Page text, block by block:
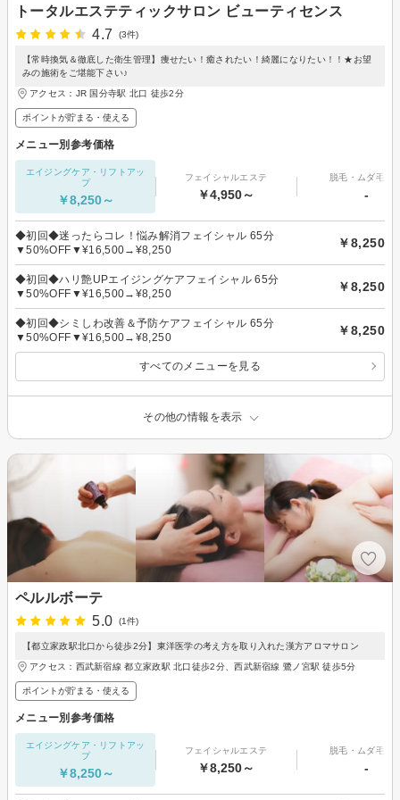
トータルエステティックサロン ビューティセンス
4.7
(3件)
【常時換気＆徹底した衛生管理】痩せたい！癒されたい！綺麗になりたい！！★お望
みの施術をご堪能下さい♪
アクセス：JR 国分寺駅 北口 徒歩2分
ポイントが貯まる・使える
メニュー別参考価格
エイジングケア・リフトアッ
プ
￥8,250～
フェイシャルエステ
￥4,950～
脱毛・ムダ毛処
-
◆初回◆迷ったらコレ！悩み解消フェイシャル 65分
▼50%OFF▼¥16,500→¥8,250
￥8,250
◆初回◆ハリ艶UPエイジングケアフェイシャル 65分
▼50%OFF▼¥16,500→¥8,250
￥8,250
◆初回◆シミしわ改善＆予防ケアフェイシャル 65分
▼50%OFF▼¥16,500→¥8,250
￥8,250
すべてのメニューを見る
その他の情報を表示
ペルルボーテ
5.0
(1件)
【都立家政駅北口から徒歩2分】東洋医学の考え方を取り入れた漢方アロマサロン
アクセス：西武新宿線 都立家政駅 北口徒歩2分、西武新宿線 鷺ノ宮駅 徒歩5分
ポイントが貯まる・使える
メニュー別参考価格
エイジングケア・リフトアッ
プ
￥8,250～
フェイシャルエステ
￥8,250～
脱毛・ムダ毛処
-